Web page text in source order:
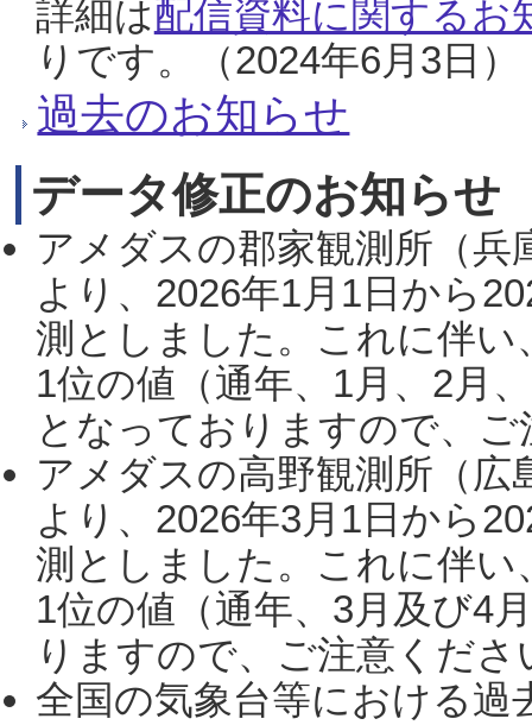
詳細は配信資料に関するお
りです。（2024年6月3日）
過去のお知らせ
データ修正のお知らせ
アメダスの郡家観測所（
より、2026年1月1日から
測としました。これに伴い
1位の値（通年、1月、2月
となっておりますので、
アメダスの高野観測所（
より、2026年3月1日から
測としました。これに伴い
1位の値（通年、3月及び4
りますので、ご注意くだ
全国の気象台等における過